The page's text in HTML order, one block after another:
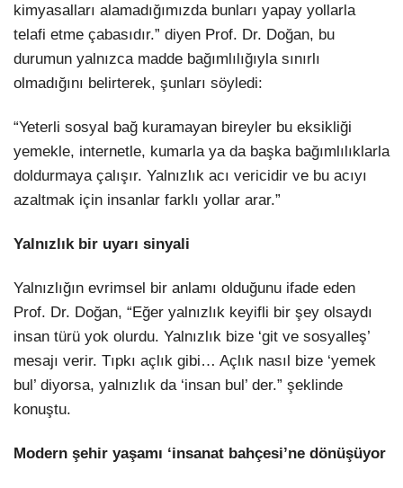
kimyasalları alamadığımızda bunları yapay yollarla
telafi etme çabasıdır.” diyen Prof. Dr. Doğan, bu
durumun yalnızca madde bağımlılığıyla sınırlı
olmadığını belirterek, şunları söyledi:
“Yeterli sosyal bağ kuramayan bireyler bu eksikliği
yemekle, internetle, kumarla ya da başka bağımlılıklarla
doldurmaya çalışır. Yalnızlık acı vericidir ve bu acıyı
azaltmak için insanlar farklı yollar arar.”
Yalnızlık bir uyarı sinyali
Yalnızlığın evrimsel bir anlamı olduğunu ifade eden
Prof. Dr. Doğan, “Eğer yalnızlık keyifli bir şey olsaydı
insan türü yok olurdu. Yalnızlık bize ‘git ve sosyalleş’
mesajı verir. Tıpkı açlık gibi… Açlık nasıl bize ‘yemek
bul’ diyorsa, yalnızlık da ‘insan bul’ der.” şeklinde
konuştu.
Modern şehir yaşamı ‘insanat bahçesi’ne dönüşüyor